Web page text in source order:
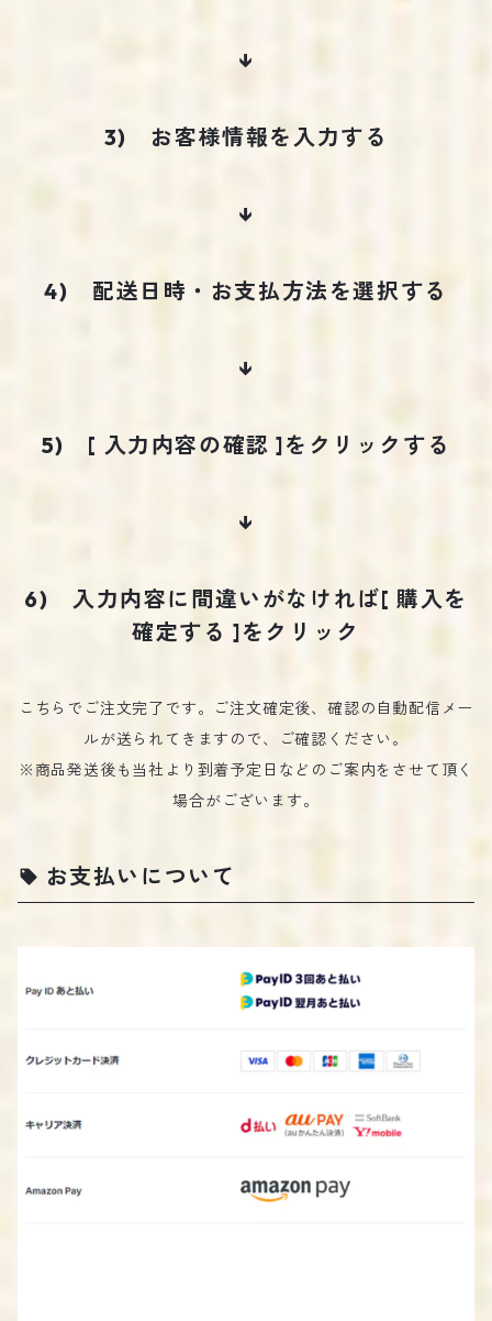
↓
3) お客様情報を入力する
↓
4) 配送日時・お支払方法を選択する
↓
5) [ 入力内容の確認 ]をクリックする
↓
6) 入力内容に間違いがなければ[ 購入を
確定する ]をクリック
こちらでご注文完了です。ご注文確定後、確認の自動配信メー
ルが送られてきますので、ご確認ください。
※商品発送後も当社より到着予定日などのご案内をさせて頂く
場合がございます。
お支払いについて